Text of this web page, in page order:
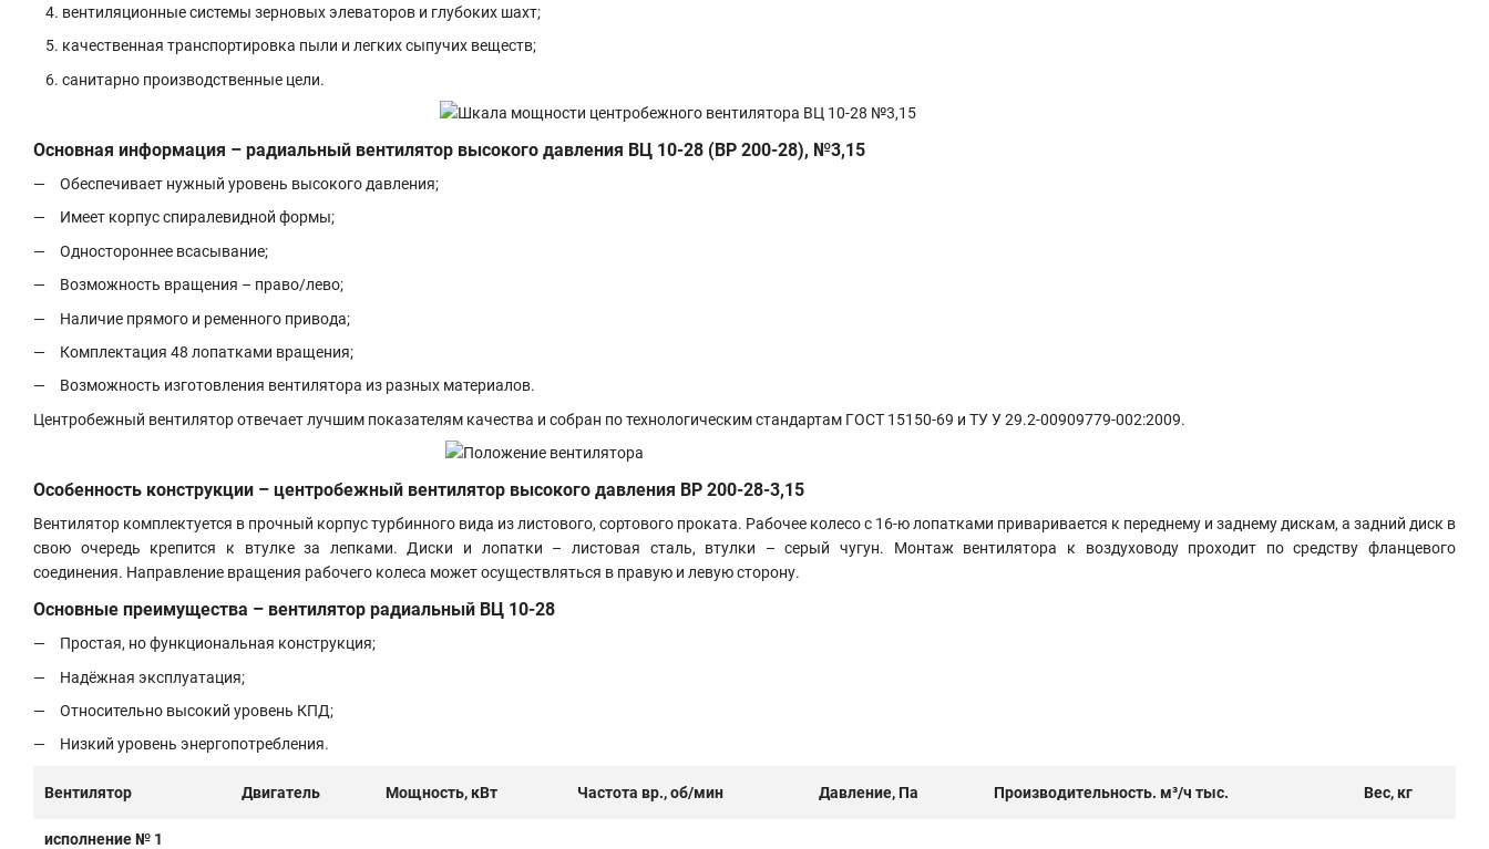
вентиляционные системы зерновых элеваторов и глубоких шахт;
качественная транспортировка пыли и легких сыпучих веществ;
санитарно производственные цели.
Основная информация – радиальный вентилятор высокого давления ВЦ 10-28 (ВР 200-28), №3,15
Обеспечивает нужный уровень высокого давления;
Имеет корпус спиралевидной формы;
Одностороннее всасывание;
Возможность вращения – право/лево;
Наличие прямого и ременного привода;
Комплектация 48 лопатками вращения;
Возможность изготовления вентилятора из разных материалов.
Центробежный вентилятор отвечает лучшим показателям качества и собран по технологическим стандартам ГОСТ 15150-69 и ТУ У 29.2-00909779-002:2009.
Особенность конструкции – центробежный вентилятор высокого давления ВР 200-28-3,15
Вентилятор комплектуется в прочный корпус турбинного вида из листового, сортового проката. Рабочее колесо с 16-ю лопатками приваривается к переднему и заднему дискам, а задний диск в
свою очередь крепится к втулке за лепками. Диски и лопатки – листовая сталь, втулки – серый чугун. Монтаж вентилятора к воздуховоду проходит по средству фланцевого
соединения. Направление вращения рабочего колеса может осуществляться в правую и левую сторону.
Основные преимущества – вентилятор радиальный ВЦ 10-28
Простая, но функциональная конструкция;
Надёжная эксплуатация;
Относительно высокий уровень КПД;
Низкий уровень энергопотребления.
Вентилятор Двигатель Мощность, кВт Частота вр., об/мин Давление, Па Производительность. м³/ч тыс. Вес, кг
исполнение № 1